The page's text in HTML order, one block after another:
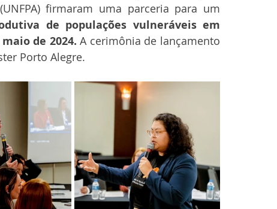
de populações vulneráveis em
de 2024. A cerimônia de lançamento
Porto Alegre.